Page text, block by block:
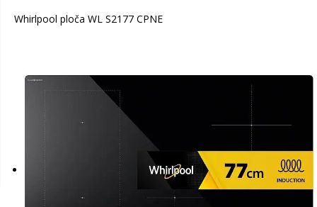
Whirlpool ploča WL S2177 CPNE